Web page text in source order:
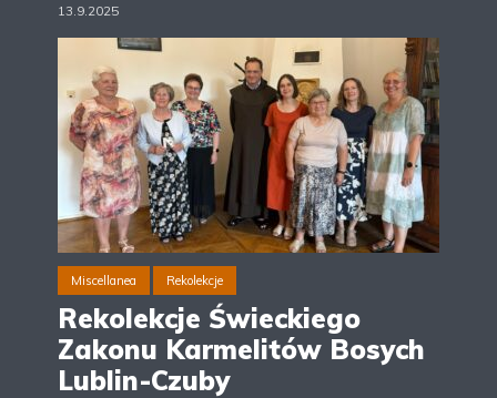
13.9.2025
Miscellanea Rekolekcje
Rekolekcje Świeckiego
Zakonu Karmelitów Bosych
Lublin-Czuby